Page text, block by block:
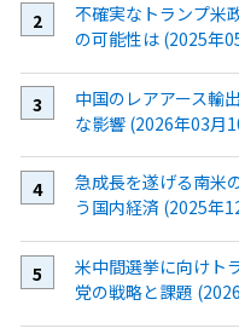
不確実なトランプ米
の可能性は (2025年
中国のレアアース輸
な影響 (2026年03月
急成長を遂げる南米
う国内経済 (2025年
米中間選挙に向けト
党の戦略と課題